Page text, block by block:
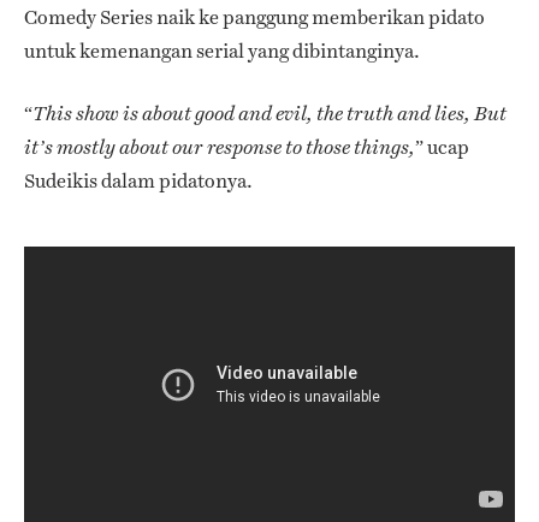
Comedy Series naik ke panggung memberikan pidato
untuk kemenangan serial yang dibintanginya.
“This show is about good and evil, the truth and lies,But
it’s mostly about our response to those things,” ucap
Sudeikis dalam pidatonya.